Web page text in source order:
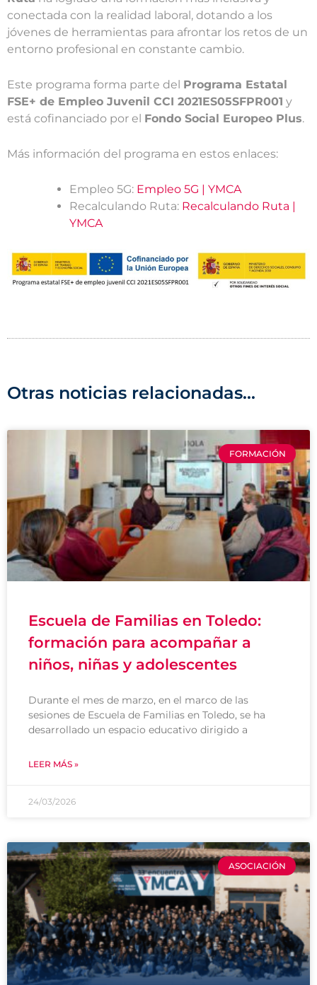
conectada con la realidad laboral, dotando a los
jóvenes de herramientas para afrontar los retos de un
entorno profesional en constante cambio.
Este programa forma parte del Programa Estatal
FSE+ de Empleo Juvenil CCI 2021ES05SFPR001 y
está cofinanciado por el Fondo Social Europeo Plus.
Más información del programa en estos enlaces:
Empleo 5G: Empleo 5G | YMCA
Recalculando Ruta: Recalculando Ruta |
YMCA
Otras noticias relacionadas...
FORMACIÓN
Escuela de Familias en Toledo:
formación para acompañar a
niños, niñas y adolescentes
Durante el mes de marzo, en el marco de las
sesiones de Escuela de Familias en Toledo, se ha
desarrollado un espacio educativo dirigido a
LEER MÁS »
24/03/2026
ASOCIACIÓN